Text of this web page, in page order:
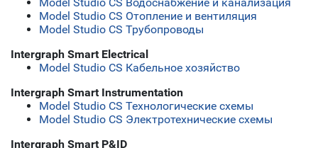
Model Studio CS Отопление и вентиляция
Model Studio CS Трубопроводы
Intergraph Smart Electrical
Model Studio CS Кабельное хозяйство
Intergraph Smart Instrumentation
Model Studio CS Технологические схемы
Model Studio CS Электротехнические схемы
Intergraph Smart P&ID